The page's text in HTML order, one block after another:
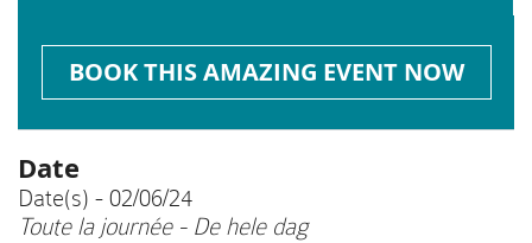
BOOK THIS AMAZING EVENT NOW
Date
Date(s) - 02/06/24
Toute la journée - De hele dag